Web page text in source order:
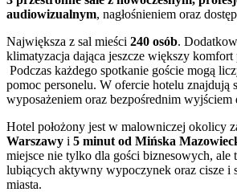
audiowizualnym, nagłośnieniem oraz
Największa z sal mieści 240 osób.
klimatyzacja dająca jeszcze większy komfort
Podczas każdego spotkanie goście mogą
pomoc personelu. W ofercie hotelu znajdują
wyposażeniem oraz bezpośrednim wyjściem
Hotel położony jest w malowniczej okolicy
Warszawy i 5 minut od Mińska
miejsce nie tylko dla gości biznesowych, ale
lubiących aktywny wypoczynek oraz cisze i
miasta.